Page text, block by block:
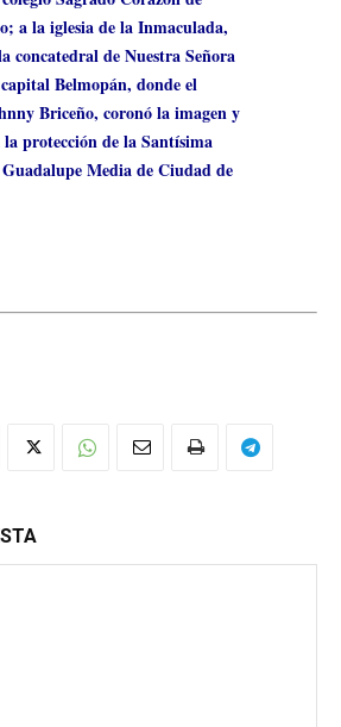
a la iglesia de la Inmaculada,
concatedral de Nuestra Señora
Belmopán, donde el
Briceño, coronó la imagen y
la protección de la Santísima
Media de Ciudad de